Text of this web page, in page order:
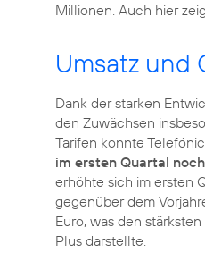
Millionen. Auch hier
Umsatz und
Dank der starken
den Zuwächsen
Tarifen konnte
im ersten Quartal
erhöhte sich im ersten
gegenüber dem
Euro, was den
Plus darstellte.